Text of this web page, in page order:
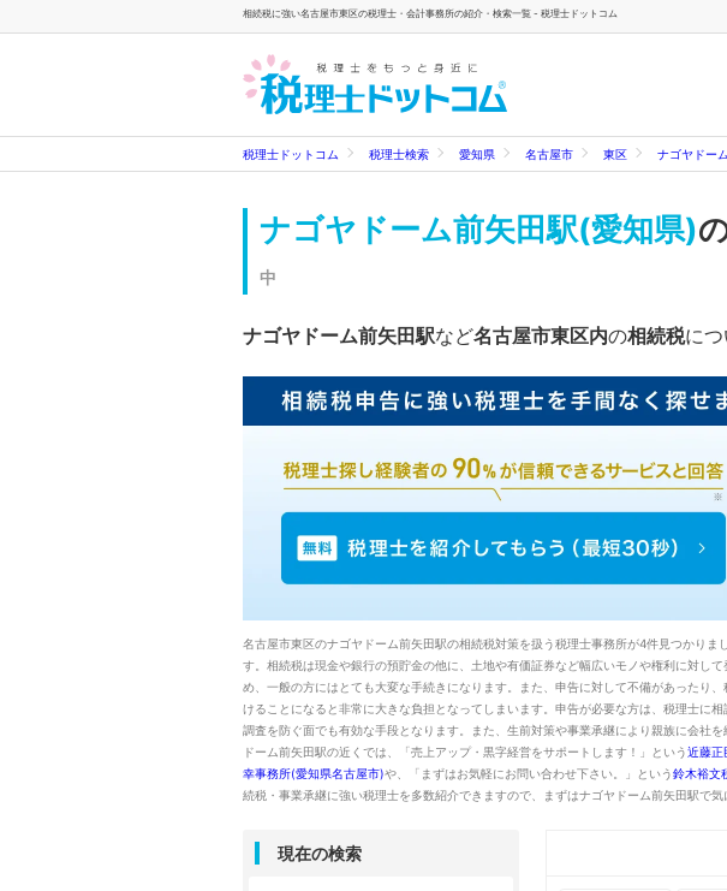
相続税に強い名古屋市東区の税理士・会計事務所の紹介・検索一覧 - 税理士ドットコム
税理士ドットコム 税理士検索 愛知県 名古屋市 東区 ナゴヤドー
ナゴヤドーム前矢田駅(愛知県)
中
ナゴヤドーム前矢田駅など名古屋市東区内の相続税に
名古屋市東区のナゴヤドーム前矢田駅の相続税対策を扱う税理士事務所が4件見つかりま
す。相続税は現金や銀行の預貯金の他に、土地や有価証券など幅広いモノや権利に対し
め、一般の方にはとても大変な手続きになります。また、申告に対して不備があったり
けることになると非常に大きな負担となってしまいます。申告が必要な方は、税理士に
調査を防ぐ面でも有効な手段となります。また、生前対策や事業承継により親族に会社
ドーム前矢田駅の近くでは、「売上アップ・黒字経営をサポートします！」という近藤正
幸事務所(愛知県名古屋市)や、「まずはお気軽にお問い合わせ下さい。」という鈴木裕文
続税・事業承継に強い税理士を多数紹介できますので、まずはナゴヤドーム前矢田駅で
現在の検索